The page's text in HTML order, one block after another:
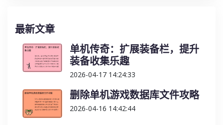
最新文章
单机传奇：扩展装备栏，提升
装备收集乐趣
2026-04-17 14:24:33
删除单机游戏数据库文件攻略
2026-04-16 14:42:44